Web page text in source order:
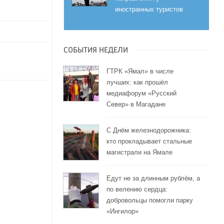
иностранных туристов
СОБЫТИЯ НЕДЕЛИ
ГТРК «Ямал» в числе
лучших: как прошёл
медиафорум «Русский
Север» в Магадане
С Днём железнодорожника:
кто прокладывает стальные
магистрали на Ямале
Едут не за длинным рублём, а
по велению сердца:
добровольцы помогли парку
«Ингилор»